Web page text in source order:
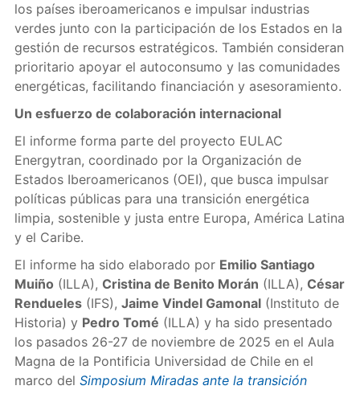
los países iberoamericanos e impulsar industrias
verdes junto con la participación de los Estados en la
gestión de recursos estratégicos. También consideran
prioritario apoyar el autoconsumo y las comunidades
energéticas, facilitando financiación y asesoramiento.
Un esfuerzo de colaboración internacional
El informe forma parte del proyecto EULAC
Energytran, coordinado por la Organización de
Estados Iberoamericanos (OEI), que busca impulsar
políticas públicas para una transición energética
limpia, sostenible y justa entre Europa, América Latina
y el Caribe.
El informe ha sido elaborado por Emilio Santiago
Muiño (ILLA), Cristina de Benito Morán (ILLA), César
Rendueles(IFS), Jaime Vindel Gamonal(Instituto de
Historia) y Pedro Tomé (ILLA) y ha sido presentado
los pasados 26-27 de noviembre de 2025 en el Aula
Magna de la Pontificia Universidad de Chile en el
marco del Simposium Miradas ante la transición